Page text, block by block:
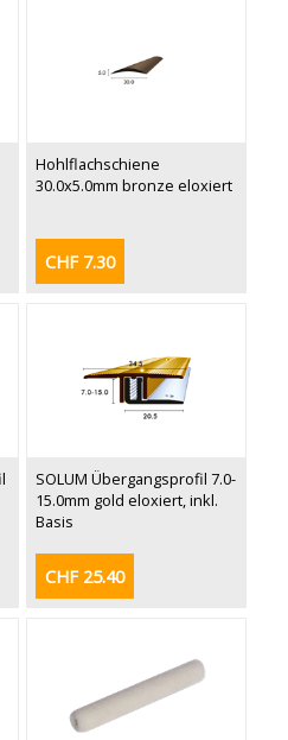
Hohlflachschiene
30.0x5.0mm bronze eloxiert
CHF 7.30
SOLUM Übergangsprofil 7.0-
15.0mm gold eloxiert, inkl.
Basis
CHF 25.40